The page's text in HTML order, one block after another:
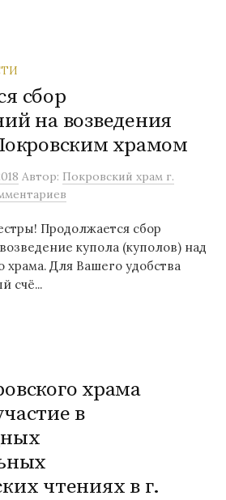
сбор
на возведения
храмом
Автор: Покровский храм г.
Продолжается сбор
купола (куполов) над
храма. Для Вашего удобства
счё...
храма
в
чтениях в г.